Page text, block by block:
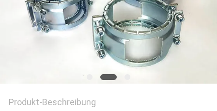
Produkt-Beschreibung